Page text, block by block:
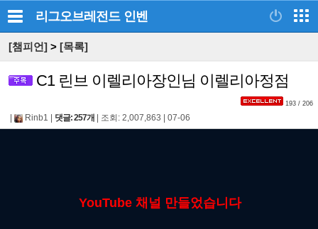
리그오브레전드 인벤
[챔피언] > [목록]
C1 린브 이렐리아장인님 이렐리아정점
193 / 206
Rinb1 댓글: 257개 조회: 2,007,863 07-06
YouTube 채널 만들었습니다